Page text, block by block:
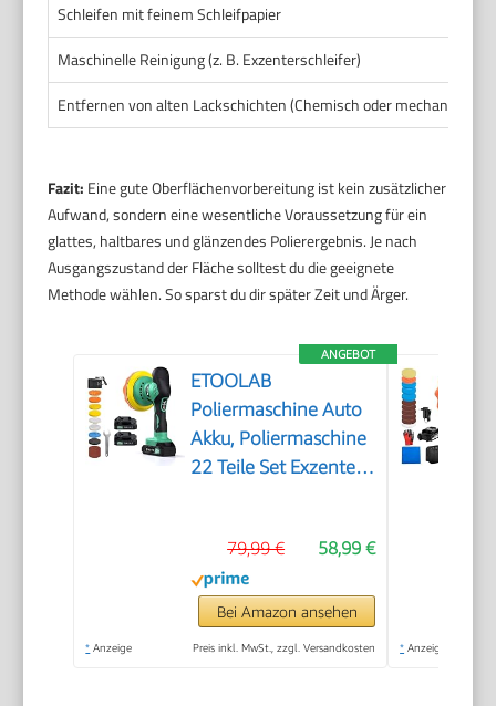
Schleifen mit feinem Schleifpapier
Maschinelle Reinigung (z. B. Exzenterschleifer)
Entfernen von alten Lackschichten (Chemisch oder mechanisch)
Fazit: Eine gute Oberflächenvorbereitung ist kein zusätzlicher
Aufwand, sondern eine wesentliche Voraussetzung für ein
glattes, haltbares und glänzendes Polierergebnis. Je nach
Ausgangszustand der Fläche solltest du die geeignete
Methode wählen. So sparst du dir später Zeit und Ärger.
ANGEBOT
ETOOLAB
Poliermaschine Auto
Akku, Poliermaschine
22 Teile Set Exzenter,
58,99 €
79,99 €
Bei Amazon ansehen
* Anzeige Preis inkl. MwSt., zzgl. Versandkosten * Anzeige